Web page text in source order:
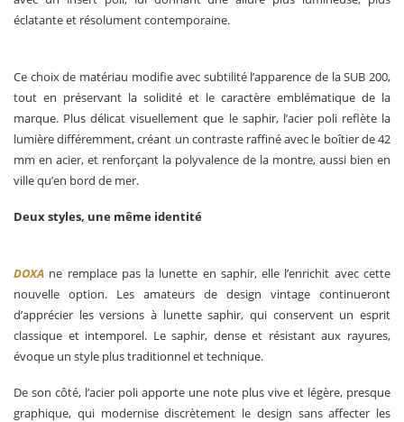
éclatante et résolument contemporaine.
Ce choix de matériau modifie avec subtilité l’apparence de la SUB 200,
tout en préservant la solidité et le caractère emblématique de la
marque. Plus délicat visuellement que le saphir, l’acier poli reflète la
lumière différemment, créant un contraste raffiné avec le boîtier de 42
mm en acier, et renforçant la polyvalence de la montre, aussi bien en
ville qu’en bord de mer.
Deux styles, une même identité
DOXA ne remplace pas la lunette en saphir, elle l’enrichit avec cette
nouvelle option. Les amateurs de design vintage continueront
d’apprécier les versions à lunette saphir, qui conservent un esprit
classique et intemporel. Le saphir, dense et résistant aux rayures,
évoque un style plus traditionnel et technique.
De son côté, l’acier poli apporte une note plus vive et légère, presque
graphique, qui modernise discrètement le design sans affecter les